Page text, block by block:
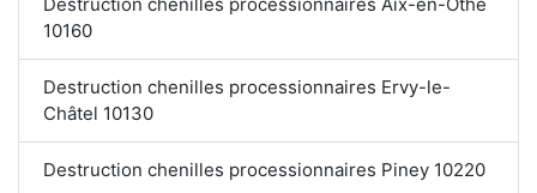
10160
Destruction chenilles processionnaires Ervy-le-
Châtel 10130
Destruction chenilles processionnaires Piney 10220